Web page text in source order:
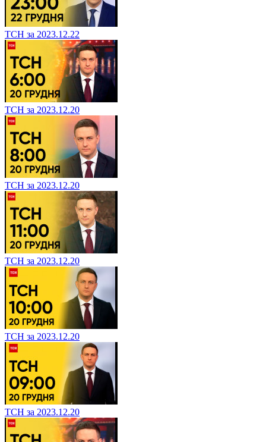
ТСН за 2023.12.22
ТСН за 2023.12.20
ТСН за 2023.12.20
ТСН за 2023.12.20
ТСН за 2023.12.20
ТСН за 2023.12.20